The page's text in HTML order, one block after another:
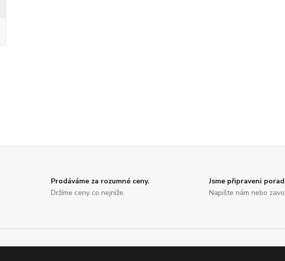
Prodáváme za rozumné ceny.
Držíme ceny co nejníže.
Jsme připraveni
Napište nám nebo